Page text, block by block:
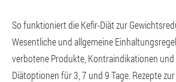
So funktioniert die Kefir-Diät zur
Wesentliche und allgemeine
verbotene Produkte, Kontraindikationen und
Diätoptionen für 3, 7 und 9 Tage. Rezepte